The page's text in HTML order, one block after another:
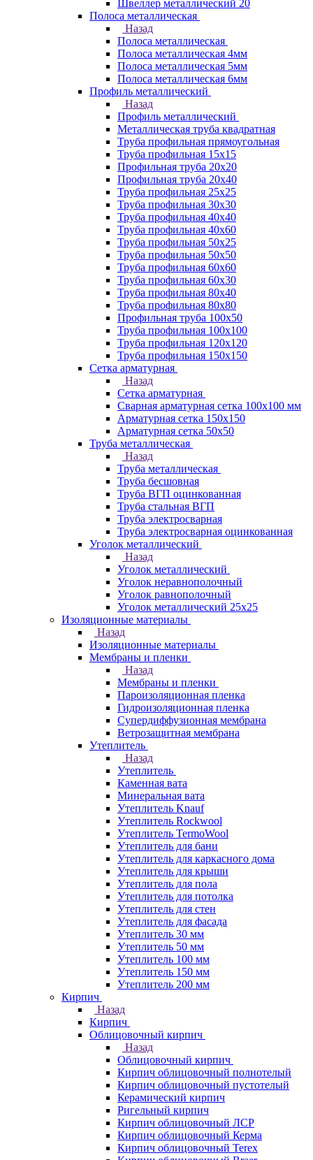
Швеллер металлический 20
Полоса металлическая
Назад
Полоса металлическая
Полоса металлическая 4мм
Полоса металлическая 5мм
Полоса металлическая 6мм
Профиль металлический
Назад
Профиль металлический
Металлическая труба квадратная
Труба профильная прямоугольная
Труба профильная 15х15
Профильная труба 20х20
Профильная труба 20х40
Труба профильная 25х25
Труба профильная 30x30
Труба профильная 40х40
Труба профильная 40х60
Труба профильная 50х25
Труба профильная 50х50
Труба профильная 60x60
Труба профильная 60х30
Труба профильная 80х40
Труба профильная 80х80
Профильная труба 100х50
Труба профильная 100х100
Труба профильная 120х120
Труба профильная 150х150
Сетка арматурная
Назад
Сетка арматурная
Сварная арматурная сетка 100х100 мм
Арматурная сетка 150х150
Арматурная сетка 50х50
Труба металлическая
Назад
Труба металлическая
Труба бесшовная
Труба ВГП оцинкованная
Труба стальная ВГП
Труба электросварная
Труба электросварная оцинкованная
Уголок металлический
Назад
Уголок металлический
Уголок неравнополочный
Уголок равнополочный
Уголок металлический 25х25
Изоляционные материалы
Назад
Изоляционные материалы
Мембраны и пленки
Назад
Мембраны и пленки
Пароизоляционная пленка
Гидроизоляционная пленка
Супердиффузионная мембрана
Ветрозащитная мембрана
Утеплитель
Назад
Утеплитель
Каменная вата
Минеральная вата
Утеплитель Knauf
Утеплитель Rockwool
Утеплитель TermoWool
Утеплитель для бани
Утеплитель для каркасного дома
Утеплитель для крыши
Утеплитель для пола
Утеплитель для потолка
Утеплитель для стен
Утеплитель для фасада
Утеплитель 30 мм
Утеплитель 50 мм
Утеплитель 100 мм
Утеплитель 150 мм
Утеплитель 200 мм
Кирпич
Назад
Кирпич
Облицовочный кирпич
Назад
Облицовочный кирпич
Кирпич облицовочный полнотелый
Кирпич облицовочный пустотелый
Керамический кирпич
Ригельный кирпич
Кирпич облицовочный ЛСР
Кирпич облицовочный Керма
Кирпич облицовочный Terex